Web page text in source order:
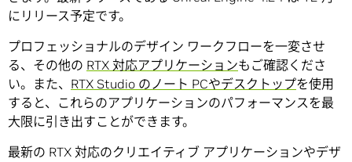
にリリース予定です。
プロフェッショナルのデザイン ワークフローを一変させ
る、その他の RTX 対応アプリケーションもご確認くださ
い。また、 RTX Studio のノート PCやデスクトップを使用
すると、これらのアプリケーションのパフォーマンスを最
大限に引き出すことができます。
最新の RTX 対応のクリエイティブ アプリケーションやデザ